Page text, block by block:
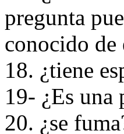
pregunta
conocido de
18. ¿tiene
19- ¿Es una
20. ¿se